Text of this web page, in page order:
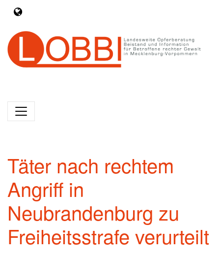
Täter nach rechtem
Angriff in
Neubrandenburg zu
Freiheitsstrafe verurteilt